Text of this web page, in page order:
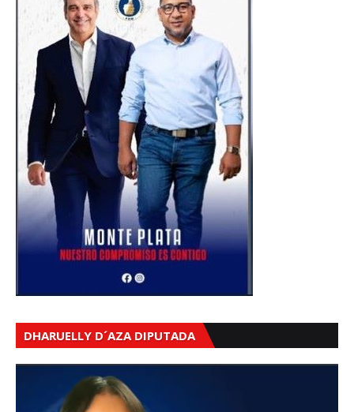
DHARUELLY D´AZA DIPUTADA